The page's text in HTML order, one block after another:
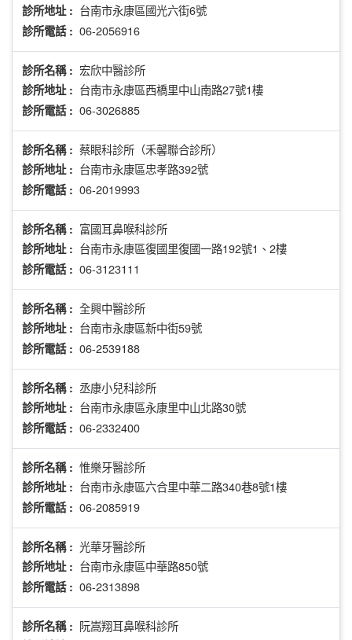
診所地址 : 台南市永康區國光六街6號
診所電話 : 06-2056916
診所名稱 : 宏欣中醫診所
診所地址 : 台南市永康區西橋里中山南路27號1樓
診所電話 : 06-3026885
診所名稱 : 蔡眼科診所（禾馨聯合診所）
診所地址 : 台南市永康區忠孝路392號
診所電話 : 06-2019993
診所名稱 : 富國耳鼻喉科診所
診所地址 : 台南市永康區復國里復國一路192號1、2樓
診所電話 : 06-3123111
診所名稱 : 全興中醫診所
診所地址 : 台南市永康區新中街59號
診所電話 : 06-2539188
診所名稱 : 丞康小兒科診所
診所地址 : 台南市永康區永康里中山北路30號
診所電話 : 06-2332400
診所名稱 : 惟樂牙醫診所
診所地址 : 台南市永康區六合里中華二路340巷8號1樓
診所電話 : 06-2085919
診所名稱 : 光華牙醫診所
診所地址 : 台南市永康區中華路850號
診所電話 : 06-2313898
診所名稱 : 阮嵩翔耳鼻喉科診所